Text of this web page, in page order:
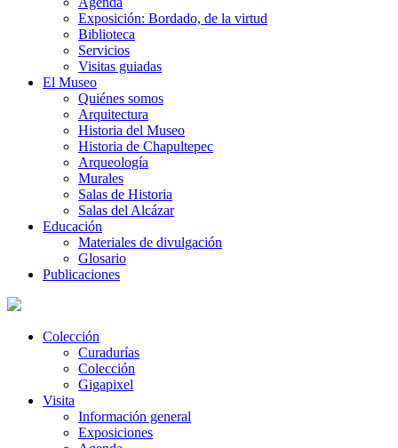
Exposición: Bordado, de la virtud
Biblioteca
Servicios
Visitas guiadas
El Museo
Quiénes somos
Arquitectura
Historia del Museo
Historia de Chapultepec
Arqueología
Murales
Salas de Historia
Salas del Alcázar
Educación
Materiales de divulgación
Glosario
Publicaciones
Colección
Curadurías
Colección
Gigapixel
Visita
Información general
Exposiciones